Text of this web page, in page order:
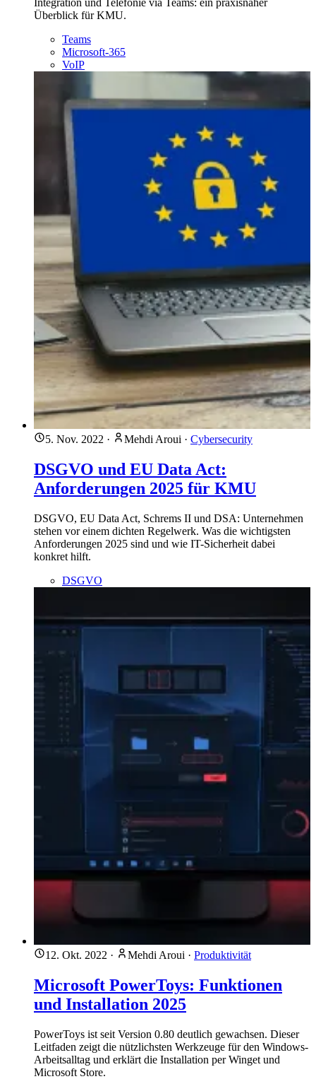
Integration und Telefonie via Teams: ein praxisnaher
Überblick für KMU.
Teams
Microsoft-365
VoIP
5. Nov. 2022 · Mehdi Aroui · Cybersecurity
DSGVO und EU Data Act:
Anforderungen 2025 für KMU
DSGVO, EU Data Act, Schrems II und DSA: Unternehmen
stehen vor einem dichten Regelwerk. Was die wichtigsten
Anforderungen 2025 sind und wie IT-Sicherheit dabei
konkret hilft.
DSGVO
12. Okt. 2022 · Mehdi Aroui · Produktivität
Microsoft PowerToys: Funktionen
und Installation 2025
PowerToys ist seit Version 0.80 deutlich gewachsen. Dieser
Leitfaden zeigt die nützlichsten Werkzeuge für den Windows-
Arbeitsalltag und erklärt die Installation per Winget und
Microsoft Store.